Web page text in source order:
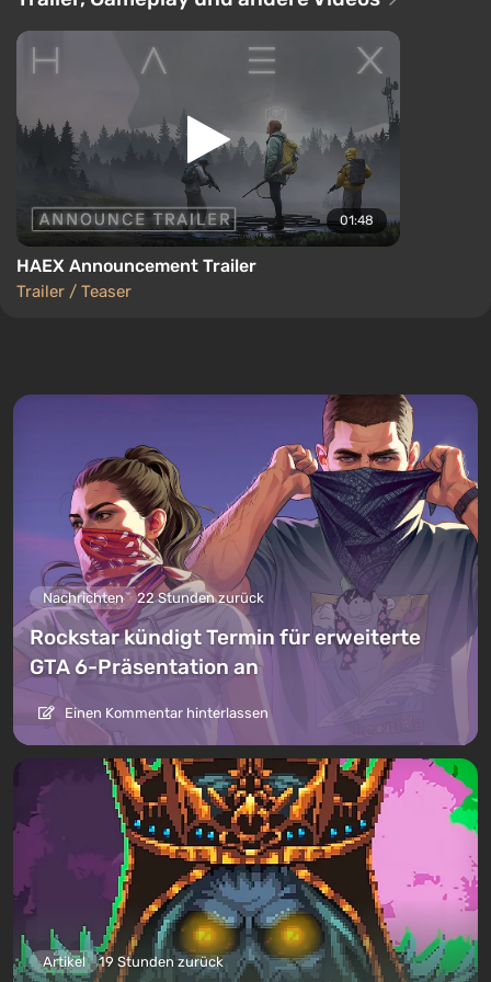
Kreaturen kämpfen, die sich im dichten Nebel
verbergen. Zum Überleben ist es notwendig,
Ausrüstung herzustellen, geheimnisvolle Strukturen
der Außerirdischen zu erkunden und Waffen an den
eigenen Spielstil anzupassen, indem Fern- und
Nahkampf kombiniert werden.
01:48
HAEX Announcement Trailer
Trailer / Teaser
Nachrichten 22 Stunden zurück
Rockstar kündigt Termin für erweiterte
GTA 6-Präsentation an
Einen Kommentar hinterlassen
Artikel 19 Stunden zurück